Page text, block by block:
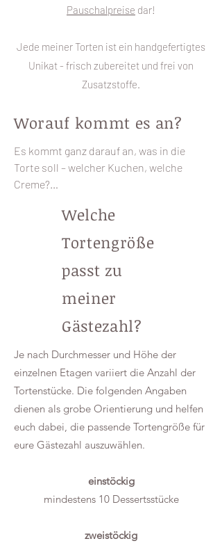
Pauschalpreise dar!
Jede meiner Torten ist ein handgefertigtes
Unikat - frisch zubereitet und frei von
Zusatzstoffe.
Worauf kommt es an?
Es kommt ganz darauf an, was in die
Torte soll – welcher Kuchen, welche
Creme?
deinen individuellen Wünschen gefüllt
Bei 3D-Torten ist man allerdings etwas
eingeschränkt: Da sie eine gewisse
Stabilität benötigen, kommen hier feste
Kuchenteige und stabile Füllungen zum
Ein weiterer wichtiger Kostenfaktor sind
Unverträglichkeiten.
Laktose- oder glutenfreie Produkte sind
im Einkauf rund 30 % teurer als
herkömmliche Zutaten, was sich
natürlich auch in der Preiskalkulation
Auch die Personenzahl spielt eine
Größe der Torte ergibt.
Welche
Tortengröße
passt zu
meiner
Gästezahl?
Je nach Durchmesser und Höhe der
einzelnen Etagen variiert die Anzahl der
Tortenstücke. Die folgenden Angaben
dienen als grobe Orientierung und helfen
euch dabei, die passende Tortengröße für
eure Gästezahl auszuwählen.
einstöckig
mindestens 10 Dessertsstücke
zweistöckig